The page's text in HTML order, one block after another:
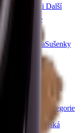
Ovoce do müsli Další
kategorie
ChalvaSušenky
Další kategorie
Další kategorie
Asijská